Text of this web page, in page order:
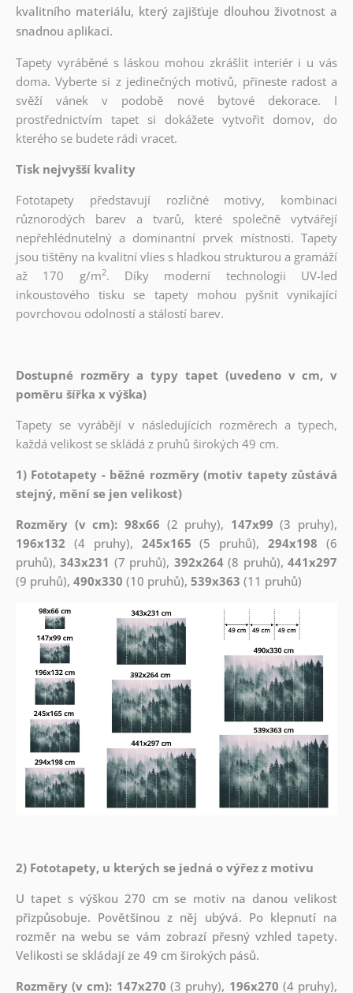
kvalitního materiálu, který zajišťuje dlouhou životnost a
snadnou aplikaci.
Tapety vyráběné s láskou mohou zkrášlit interiér i u vás
doma. Vyberte si z jedinečných motivů, přineste radost a
svěží vánek v podobě nové bytové dekorace. I
prostřednictvím tapet si dokážete vytvořit domov, do
kterého se budete rádi vracet.
Tisk nejvyšší kvality
Fototapety představují rozličné motivy, kombinaci
různorodých barev a tvarů, které společně vytvářejí
nepřehlédnutelný a dominantní prvek místnosti. Tapety
jsou tištěny na kvalitní vlies s hladkou strukturou a gramáží
až 170 g/m2. Díky moderní technologii UV-led
inkoustového tisku se tapety mohou pyšnit vynikající
povrchovou odolností a stálostí barev.
Dostupné rozměry a typy tapet (uvedeno v cm, v
poměru šířka x výška)
Tapety se vyrábějí v následujících rozměrech a typech,
každá velikost se skládá z pruhů širokých 49 cm.
1) Fototapety - běžné rozměry (motiv tapety zůstává
stejný, mění se jen velikost)
Rozměry (v cm): 98x66 (2 pruhy), 147x99 (3 pruhy),
196x132 (4 pruhy), 245x165 (5 pruhů),294x198 (6
pruhů),343x231 (7 pruhů), 392x264(8 pruhů),441x297
(9 pruhů), 490x330 (10 pruhů), 539x363 (11 pruhů)
2) Fototapety, u kterých se jedná o výřez z motivu
U tapet s výškou 270 cm se motiv na danou velikost
přizpůsobuje. Povětšinou z něj ubývá. Po klepnutí na
rozměr na webu se vám zobrazí přesný vzhled tapety.
Velikosti se skládají ze 49 cm širokých pásů.
Rozměry (v cm): 147x270 (3 pruhy), 196x270 (4 pruhy),